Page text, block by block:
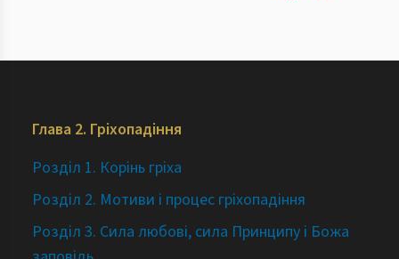
Глава 2. Гріхопадіння
Розділ 1. Корінь гріха
Розділ 2. Мотиви i процес гріхопадіння
Розділ 3. Сила любові, сила Принципу і Божа